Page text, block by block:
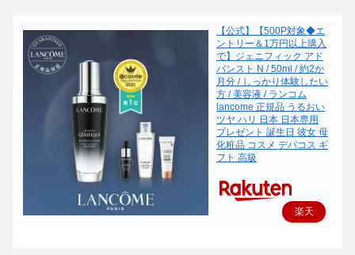
【公式】【500P対象◆エ
ントリー＆1万円以上購入
で】ジェニフィック アド
バンスト N / 50ml / 約2か
月分 / しっかり体験したい
方 / 美容液 / ランコム
lancome 正規品 うるおい
ツヤ ハリ 日本 日本専用
プレゼント 誕生日 彼女 母
化粧品 コスメ デパコス ギ
フト 高級
楽天